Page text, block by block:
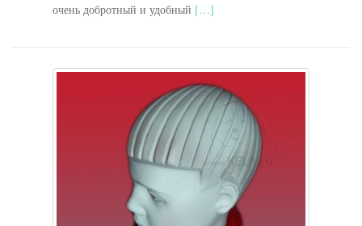
очень добротный и удобный […]